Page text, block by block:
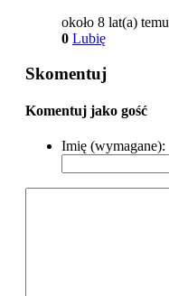
około 8 lat(a) temu
0 Lubię
Skomentuj
Komentuj jako gość
Imię (wymagane):